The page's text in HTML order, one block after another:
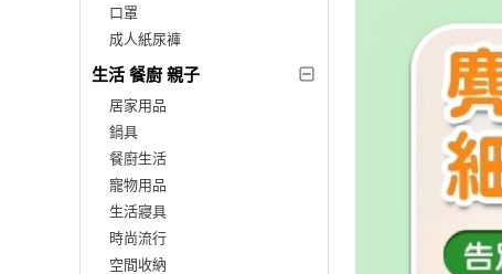
口罩
成人紙尿褲
生活 餐廚 親子
居家用品
鍋具
餐廚生活
寵物用品
生活寢具
時尚流行
空間收納